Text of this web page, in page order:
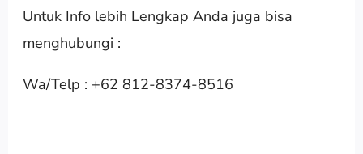
Untuk Info lebih Lengkap Anda juga bisa
menghubungi :
Wa/Telp : +62 812-8374-8516